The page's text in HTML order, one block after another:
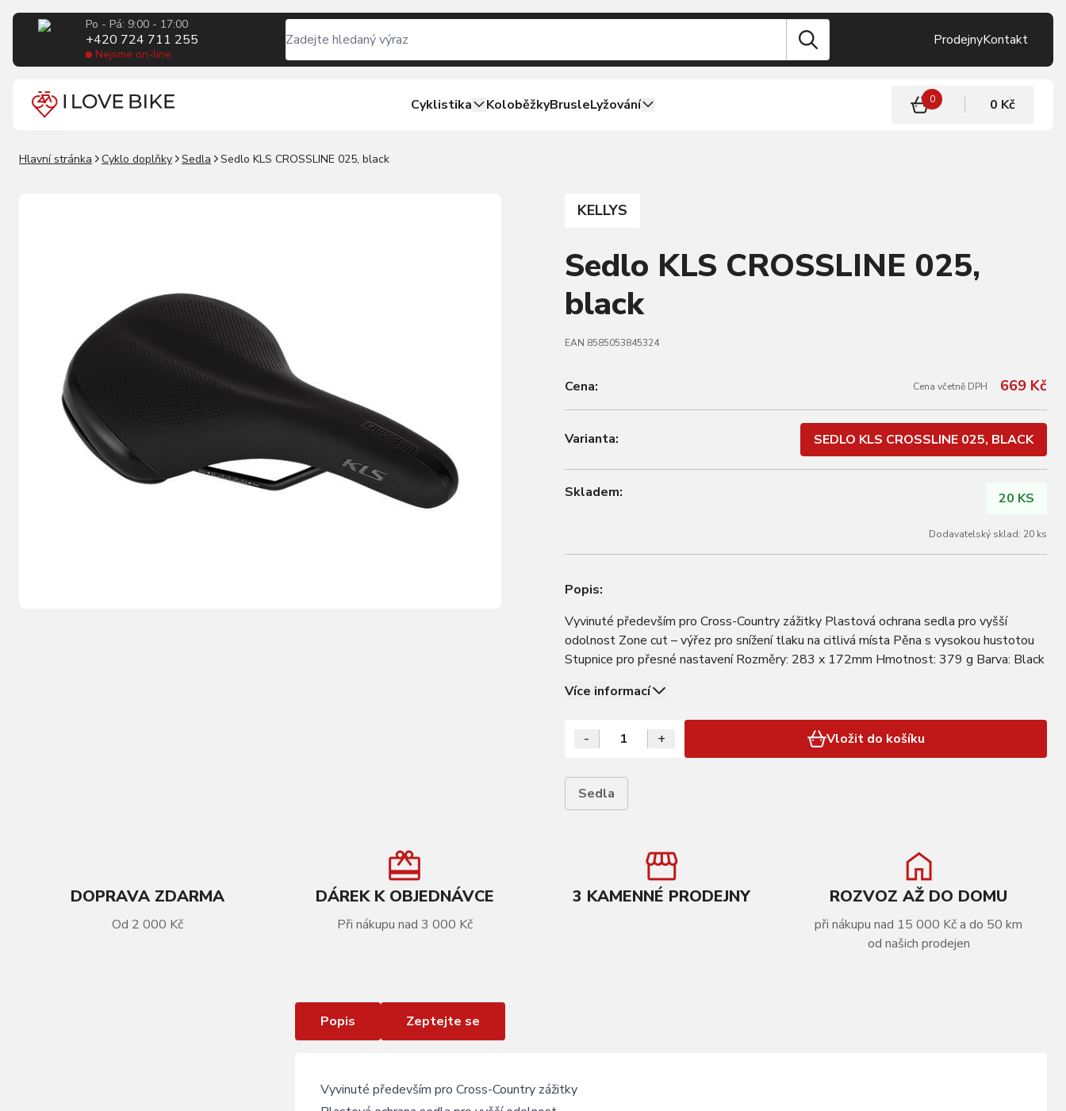
Po - Pá: 9:00 - 17:00
+420 724 711 255
Nejsme on-line
ProdejnyKontakt
Cyklistika KoloběžkyBrusleLyžování 0 0 Kč
Hlavní stránka Cyklo doplňky Sedla Sedlo KLS CROSSLINE 025, black
KELLYS
Sedlo KLS CROSSLINE 025,
black
EAN 8585053845324
Cena: Cena včetně DPH 669 Kč
Varianta: SEDLO KLS CROSSLINE 025, BLACK
Skladem: 20 KS
Dodavatelský sklad: 20 ks
Popis:
Vyvinuté především pro Cross-Country zážitky Plastová ochrana sedla pro vyšší
odolnost Zone cut – výřez pro snížení tlaku na citlivá místa Pěna s vysokou hustotou
Stupnice pro přesné nastavení Rozměry: 283 x 172mm Hmotnost: 379 g Barva: Black
Více informací
- + Vložit do košíku
Sedla
DOPRAVA ZDARMA
Od 2 000 Kč
DÁREK K OBJEDNÁVCE
Při nákupu nad 3 000 Kč
3 KAMENNÉ PRODEJNY ROZVOZ AŽ DO DOMU
při nákupu nad 15 000 Kč a do 50 km
od našich prodejen
Popis Zeptejte se
Vyvinuté především pro Cross-Country zážitky